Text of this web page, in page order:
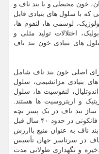
خون محیطی و یا بند ناف و
که با سلول های بنیادی قابل
لوسمی ها، لنفوم ها،
اختلالات تولید مثلی و
های بنیادی خون بند ناف
اصلی خون بند ناف شامل
بنیادی مزانشیمی، سلول
لنفوسیت ها، سلول
و اریتروسیت ها هستند.
ساز بند ناف در یک پسر بچه
مبتلا به صورتی کم خونی به نام آنمی فانکونی در حدود ۴۰ سال قبل
ناف به عنوان منبع باارزش
ناف در سرتاسر جهان تأسیس
و نگهداری طولانی مدت